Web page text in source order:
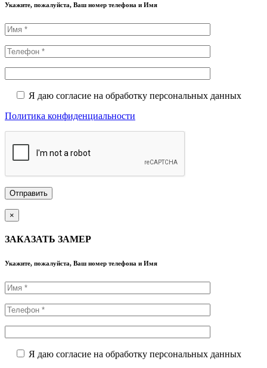
Укажите, пожалуйста, Ваш номер телефона и Имя
Я даю согласие на обработку персональных данных
Политика конфиденциальности
×
ЗАКАЗАТЬ ЗАМЕР
Укажите, пожалуйста, Ваш номер телефона и Имя
Я даю согласие на обработку персональных данных